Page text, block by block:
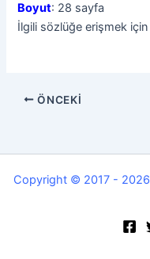
Boyut: 28 sayfa
İlgili sözlüğe erişmek için
ÖNCEKI
Copyright © 2017 - 2026